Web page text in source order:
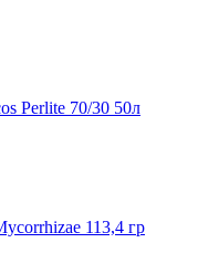
Perlite 70/30 50л
113,4 гр